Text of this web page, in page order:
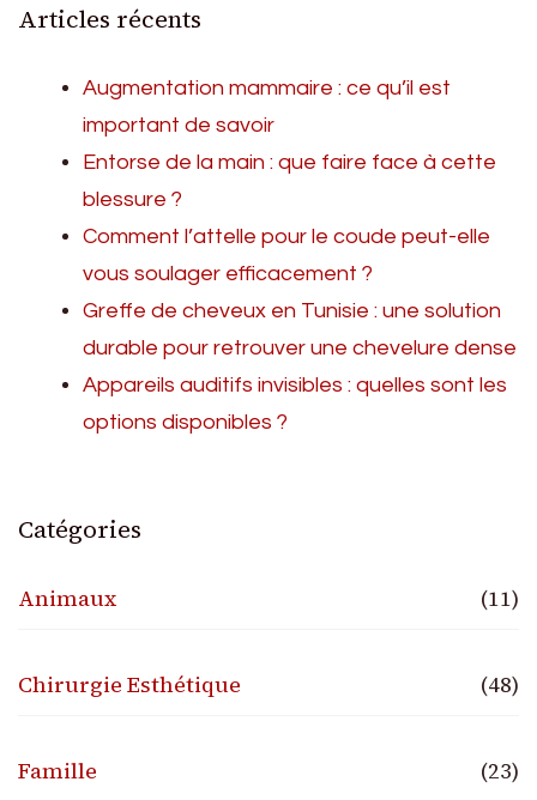
Articles récents
Augmentation mammaire : ce qu’il est
important de savoir
Entorse de la main : que faire face à cette
blessure ?
Comment l’attelle pour le coude peut-elle
vous soulager efficacement ?
Greffe de cheveux en Tunisie : une solution
durable pour retrouver une chevelure dense
Appareils auditifs invisibles : quelles sont les
options disponibles ?
Catégories
Animaux (11)
Chirurgie Esthétique (48)
Famille (23)